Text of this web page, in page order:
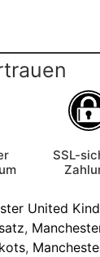
SSL-
United
,
,